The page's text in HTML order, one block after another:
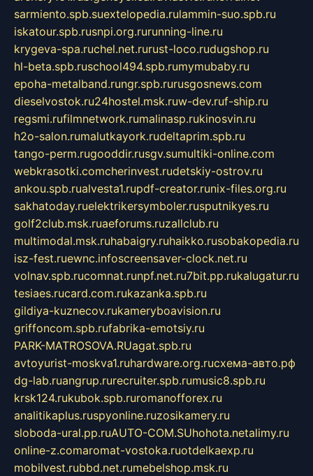
sarmiento.spb.suextelopedia.rulammin-suo.spb.ru
iskatour.spb.rusnpi.org.rurunning-line.ru
krygeva-spa.ruchel.net.rurust-loco.rudugshop.ru
hl-beta.spb.ruschool494.spb.rumymubaby.ru
epoha-metalband.rungr.spb.rurusgosnews.com
dieselvostok.ru24hostel.msk.ruw-dev.ruf-ship.ru
regsmi.rufilmnetwork.rumalinasp.rukinosvin.ru
h2o-salon.rumalutkayork.rudeltaprim.spb.ru
tango-perm.rugooddir.rusgv.sumultiki-online.com
webkrasotki.comcherinvest.rudetskiy-ostrov.ru
ankou.spb.rualvesta1.rupdf-creator.runix-files.org.ru
sakhatoday.ruelektrikersymboler.rusputnikyes.ru
golf2club.msk.ruaeforums.ruzallclub.ru
multimodal.msk.ruhabaigry.ruhaikko.rusobakopedia.ru
isz-fest.ruewnc.infoscreensaver-clock.net.ru
volnav.spb.rucomnat.runpf.net.ru7bit.pp.rukalugatur.ru
tesiaes.rucard.com.rukazanka.spb.ru
gildiya-kuznecov.rukameryboavision.ru
griffoncom.spb.rufabrika-emotsiy.ru
PARK-MATROSOVA.RUagat.spb.ru
avtoyurist-moskva1.ruhardware.org.ruсхема-авто.рф
dg-lab.ruangrup.rurecruiter.spb.rumusic8.spb.ru
krsk124.rukubok.spb.ruromanofforex.ru
analitikaplus.ruspyonline.ruzosikamery.ru
sloboda-ural.pp.ruAUTO-COM.SUhohota.netalimy.ru
online-z.comaromat-vostoka.ruotdelkaexp.ru
mobilvest.rubbd.net.rumebelshop.msk.ru